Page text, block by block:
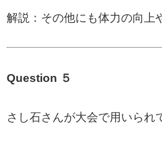
解説：その他にも体力の向上
Question ５
さし石さんが大会で用いられ